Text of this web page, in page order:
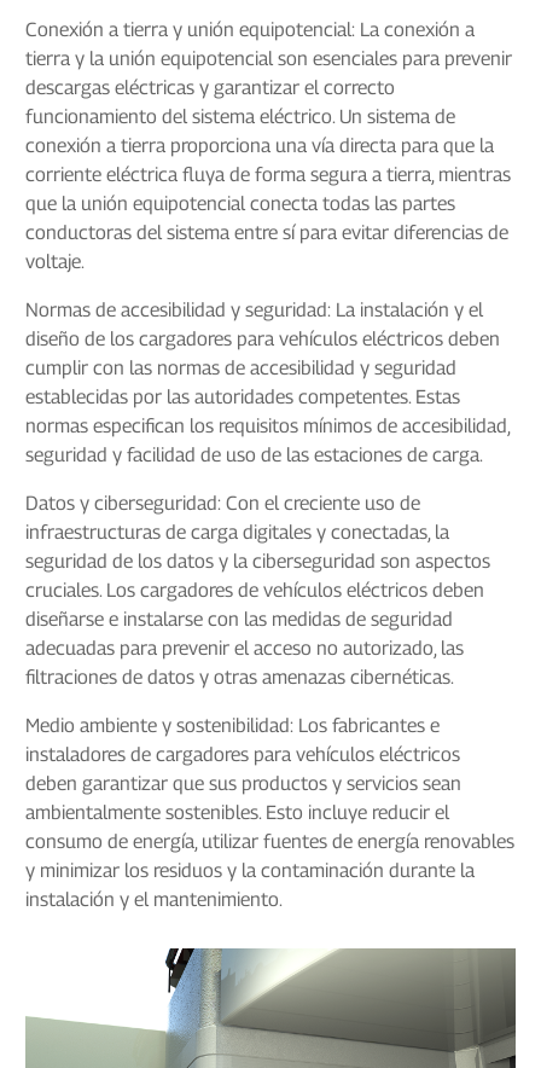
Conexión a tierra y unión equipotencial: La conexión a
tierra y la unión equipotencial son esenciales para prevenir
descargas eléctricas y garantizar el correcto
funcionamiento del sistema eléctrico. Un sistema de
conexión a tierra proporciona una vía directa para que la
corriente eléctrica fluya de forma segura a tierra, mientras
que la unión equipotencial conecta todas las partes
conductoras del sistema entre sí para evitar diferencias de
voltaje.
Normas de accesibilidad y seguridad: La instalación y el
diseño de los cargadores para vehículos eléctricos deben
cumplir con las normas de accesibilidad y seguridad
establecidas por las autoridades competentes. Estas
normas especifican los requisitos mínimos de accesibilidad,
seguridad y facilidad de uso de las estaciones de carga.
Datos y ciberseguridad: Con el creciente uso de
infraestructuras de carga digitales y conectadas, la
seguridad de los datos y la ciberseguridad son aspectos
cruciales. Los cargadores de vehículos eléctricos deben
diseñarse e instalarse con las medidas de seguridad
adecuadas para prevenir el acceso no autorizado, las
filtraciones de datos y otras amenazas cibernéticas.
Medio ambiente y sostenibilidad: Los fabricantes e
instaladores de cargadores para vehículos eléctricos
deben garantizar que sus productos y servicios sean
ambientalmente sostenibles. Esto incluye reducir el
consumo de energía, utilizar fuentes de energía renovables
y minimizar los residuos y la contaminación durante la
instalación y el mantenimiento.